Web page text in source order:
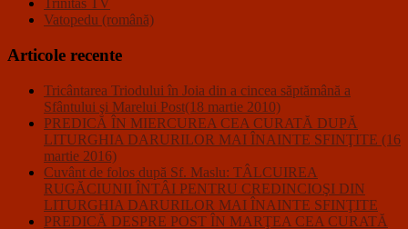
Trinitas TV
Vatopedu (română)
Articole recente
Tricântarea Triodului în Joia din a cincea săptămână a
Sfântului şi Marelui Post(18 martie 2010)
PREDICĂ ÎN MIERCUREA CEA CURATĂ DUPĂ
LITURGHIA DARURILOR MAI ÎNAINTE SFINŢITE (16
martie 2016)
Cuvânt de folos după Sf. Maslu: TÂLCUIREA
RUGĂCIUNII ÎNTÂI PENTRU CREDINCIOŞI DIN
LITURGHIA DARURILOR MAI ÎNAINTE SFINŢITE
PREDICĂ DESPRE POST ÎN MARŢEA CEA CURATĂ